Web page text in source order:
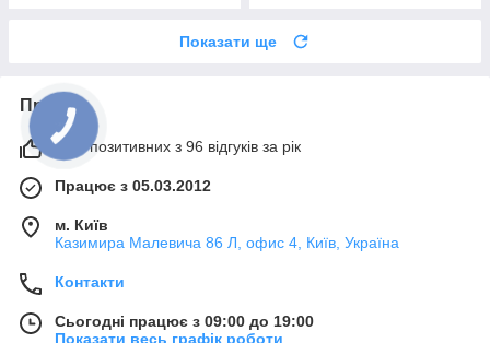
Показати ще
Про нас
98% позитивних з 96 відгуків за рік
Працює з 05.03.2012
м. Київ
Казимира Малевича 86 Л, офис 4, Київ, Україна
Контакти
Сьогодні працює з 09:00 до 19:00
Показати весь графік роботи